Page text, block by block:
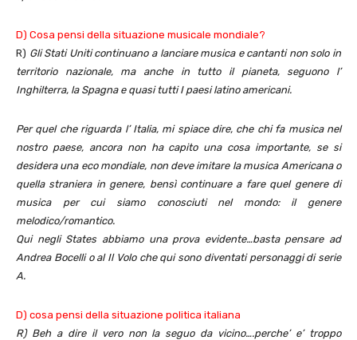
D) Cosa pensi della situazione musicale mondiale?
R) Gli Stati Uniti continuano a lanciare musica e cantanti non solo in
territorio nazionale, ma anche in tutto il pianeta, seguono l’
Inghilterra, la Spagna e quasi tutti I paesi latino americani.
Per quel che riguarda l’ Italia, mi spiace dire, che chi fa musica nel
nostro paese, ancora non ha capito una cosa importante, se si
desidera una eco mondiale, non deve imitare la musica Americana o
quella straniera in genere, bensì continuare a fare quel genere di
musica per cui siamo conosciuti nel mondo: il genere
melodico/romantico.
Qui negli States abbiamo una prova evidente…basta pensare ad
Andrea Bocellio al Il Voloche qui sono diventati personaggi di serie
A.
D) cosa pensi della situazione politica italiana
R)Beh a dire il vero non la seguo da vicino….perche’ e’ troppo